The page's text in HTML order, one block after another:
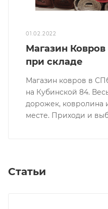
01.02.2022
Магазин
при складе
Магазин ковров в
на Кубинской 84.
дорожек, ковролина
месте. Приходи и
Статьи